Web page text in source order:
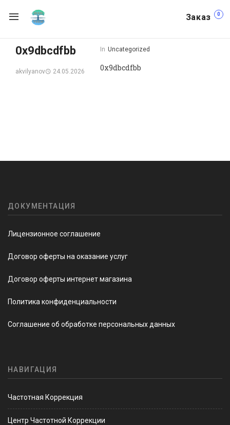
Заказ 0
0x9dbcdfbb
akvilyanov 24.05.2026
In Uncategorized
0x9dbcdfbb
ДОКУМЕНТАЦИЯ
Лицензионное соглашение
Договор оферты на оказание услуг
Договор оферты интернет магазина
Политика конфиденциальности
Соглашение об обработке персональных данных
НАВИГАЦИЯ
Частотная Коррекция
Центр Частотной Коррекции